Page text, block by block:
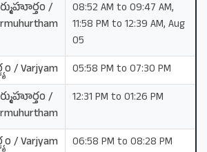
/
08:52 AM to 09:47 AM,
11:58 PM to 12:39 AM, Aug
05
/ Varjyam 05:58 PM to 07:30 PM
/
12:31 PM to 01:26 PM
/ Varjyam 06:58 PM to 08:28 PM